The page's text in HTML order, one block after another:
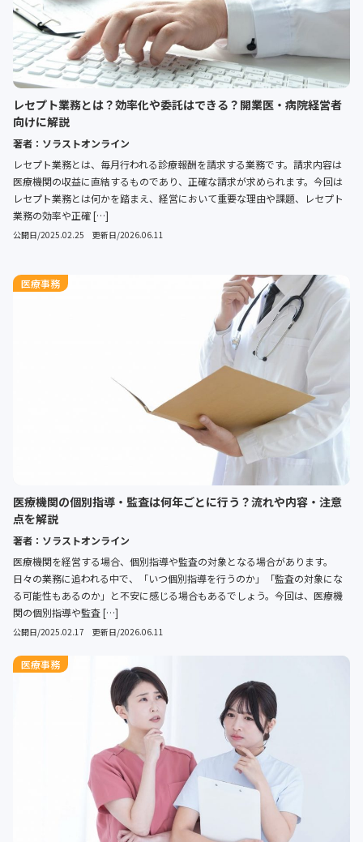
レセプト業務とは？効率化や委託はできる？開業医・病院経営者
向けに解説
著者：ソラストオンライン
レセプト業務とは、毎月行われる診療報酬を請求する業務です。請求内容は
医療機関の収益に直結するものであり、正確な請求が求められます。今回は
レセプト業務とは何かを踏まえ、経営において重要な理由や課題、レセプト
業務の効率や正確 […]
公開日/2025.02.25 更新日/2026.06.11
医療事務
医療機関の個別指導・監査は何年ごとに行う？流れや内容・注意
点を解説
著者：ソラストオンライン
医療機関を経営する場合、個別指導や監査の対象となる場合があります。
日々の業務に追われる中で、「いつ個別指導を行うのか」「監査の対象にな
る可能性もあるのか」と不安に感じる場合もあるでしょう。今回は、医療機
関の個別指導や監査 […]
公開日/2025.02.17 更新日/2026.06.11
医療事務